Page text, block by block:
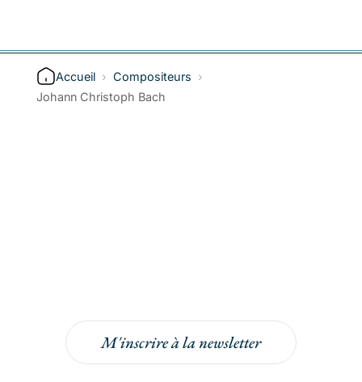
Accueil › Compositeurs ›
Johann Christoph Bach
M'inscrire à la newsletter